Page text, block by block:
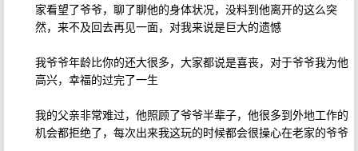
家看望了爷爷，聊了聊他的身体状况，没料到他离开的这么突
然，来不及回去再见一面，对我来说是巨大的遗憾
我爷爷年龄比你的还大很多，大家都说是喜丧，对于爷爷我为他
高兴，幸福的过完了一生
我的父亲非常难过，他照顾了爷爷半辈子，他很多到外地工作的
机会都拒绝了，每次出来我这玩的时候都会很操心在老家的爷爷